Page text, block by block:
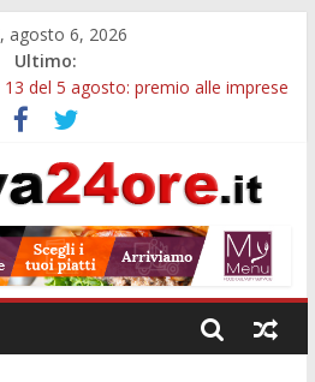
agosto 6, 2026
Ultimo:
del 5 agosto: premio alle imprese
SIT torna all’utile, crescono le
alle imprese del Padovano:
perdere la NASpI: le tutele
di genere
uno studio dell’Università di
intestinale